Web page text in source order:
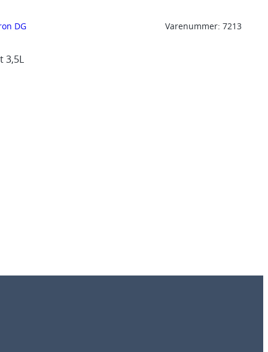
DG Varenummer: 7213
3,5L